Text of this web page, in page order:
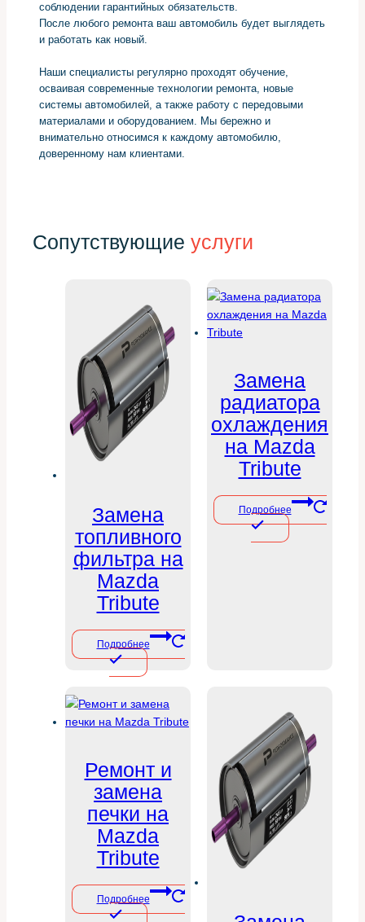
соблюдении гарантийных обязательств.
После любого ремонта ваш автомобиль будет выглядеть
и работать как новый.
Наши специалисты регулярно проходят обучение,
осваивая современные технологии ремонта, новые
системы автомобилей, а также работу с передовыми
материалами и оборудованием. Мы бережно и
внимательно относимся к каждому автомобилю,
доверенному нам клиентами.
Сопутствующие услуги
Замена
топливного
фильтра на
Mazda
Tribute
Подробнее
Замена
радиатора
охлаждения
на Mazda
Tribute
Подробнее
Ремонт и
замена
печки на
Mazda
Tribute
Подробнее